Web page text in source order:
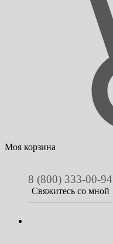
Моя корзина
8 (800) 333-00-94
Свяжитесь со мной